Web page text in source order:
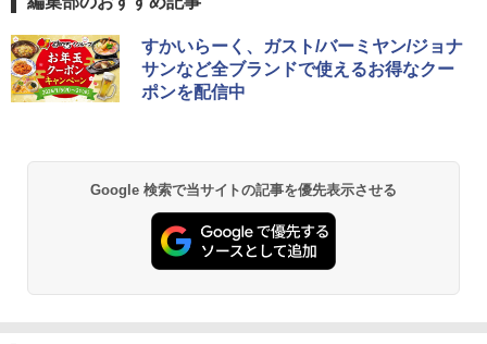
すかいらーく、ガスト/バーミヤン/ジョナ
サンなど全ブランドで使えるお得なクー
ポンを配信中
Google 検索で当サイトの記事を優先表示させる